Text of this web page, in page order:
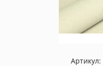
Артикул: